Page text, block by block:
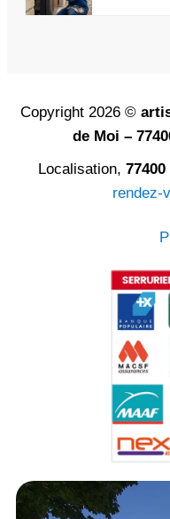
Copyright 2026 ©
de Moi –
Localisation,
rendez-